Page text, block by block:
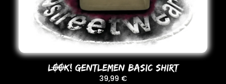
LOOK! GENTLEMEN BASIC SHIRT
39,99 €